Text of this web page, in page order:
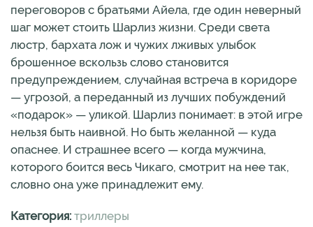
переговоров с братьями Айела, где один неверный
шаг может стоить Шарлиз жизни. Среди света
люстр, бархата лож и чужих лживых улыбок
брошенное вскользь слово становится
предупреждением, случайная встреча в коридоре
— угрозой, а переданный из лучших побуждений
«подарок» — уликой. Шарлиз понимает: в этой игре
нельзя быть наивной. Но быть желанной — куда
опаснее. И страшнее всего — когда мужчина,
которого боится весь Чикаго, смотрит на нее так,
словно она уже принадлежит ему.
Категория: триллеры